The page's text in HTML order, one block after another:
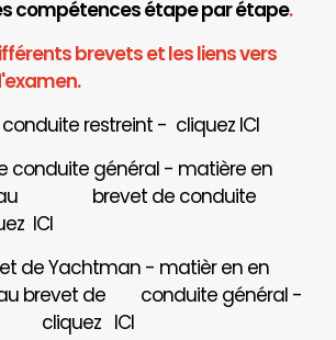
compétences étape par étape.
brevets et les liens vers
conduite restreint - cliquez ICI
conduite général - matière en
au brevet de conduite
ICI
de Yachtman - matièr en en
brevet de
conduite général -
cliquez ICI